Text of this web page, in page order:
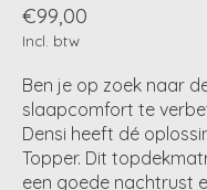
€99,00
Incl. btw
Ben je op zoek naar
slaapcomfort te
Densi heeft dé
Topper. Dit
een goede nachtrust